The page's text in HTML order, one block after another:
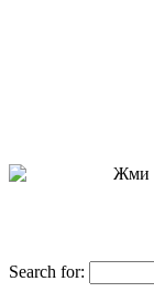
Жми
Search for: